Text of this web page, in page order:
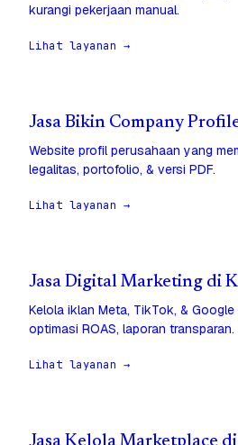
kurangi pekerjaan manual.
Lihat layanan →
Jasa Bikin Company
Website profil perusahaan yang
legalitas, portofolio, & versi PDF.
Lihat layanan →
Jasa Digital Marketing di
Kelola iklan Meta, TikTok, &
optimasi ROAS, laporan transparan.
Lihat layanan →